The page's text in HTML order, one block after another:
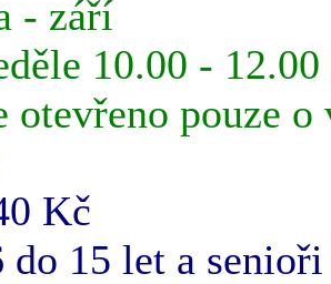
- září
10.00 -
pouze o
Kč
do 15 let a